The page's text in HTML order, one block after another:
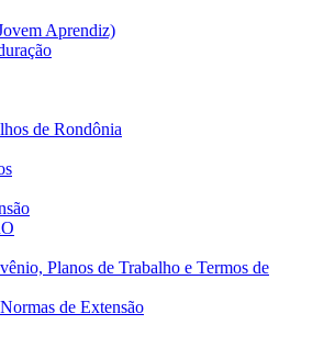
Aprendiz)
de Rondônia
Planos de Trabalho e Termos de
de Extensão